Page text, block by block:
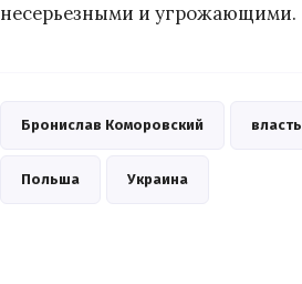
несерьезными и угрожающими.
Бронислав Коморовский власть
Польша Украина